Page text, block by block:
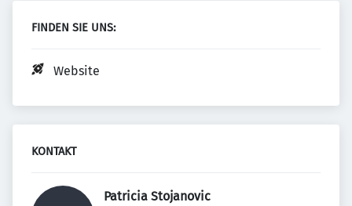
FINDEN SIE UNS:
Website
KONTAKT
Patricia Stojanovic